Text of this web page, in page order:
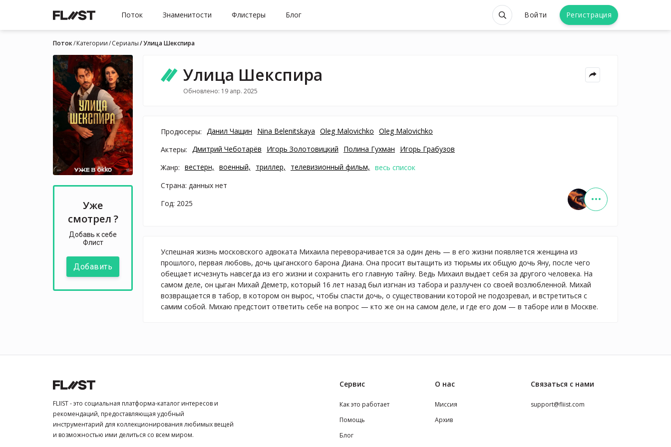
Поток Знаменитости Флистеры Блог Войти Регистрация
Поток Категории Cериалы Улица Шекспира
Уже
смотрел ?
Добавь к себе
Флист
Добавить
Улица Шекспира
Обновлено: 19 апр. 2025
Продюсеры: Данил Чащин Nina Belenitskaya Oleg Malovichko Oleg Malovichko
Актеры:
Дмитрий Чеботарёв Игорь Золотовицкий Полина Гухман
Игорь Грабузов
Жанр: вестерн, военный, триллер, телевизионный фильм, весь список
Страна: данных нет
Год: 2025
Успешная жизнь московского адвоката Михаила переворачивается за один день — в его жизни появляется женщина из
прошлого, первая любовь, дочь цыганского барона Диана. Она просит вытащить из тюрьмы их общую дочь Яну, после чего
обещает исчезнуть навсегда из его жизни и сохранить его главную тайну. Ведь Михаил выдает себя за другого человека. На
самом деле, он цыган Михай Деметр, который 16 лет назад был изгнан из табора и разлучен со своей возлюбленной. Михай
возвращается в табор, в котором он вырос, чтобы спасти дочь, о существовании которой не подозревал, и встретиться с
самим собой. Михаю предстоит ответить себе на вопрос — кто же он на самом деле, и где его дом — в таборе или в Москве.
FLIIST - это социальная платформа-каталог интересов и
рекомендаций, предоставляющая удобный
инструментарий для коллекционирования любимых вещей
и возможностью ими делиться со всем миром.
Сервис
Как это работает
Помощь
Блог
О нас
Миссия
Архив
Связаться с нами
support@fliist.com